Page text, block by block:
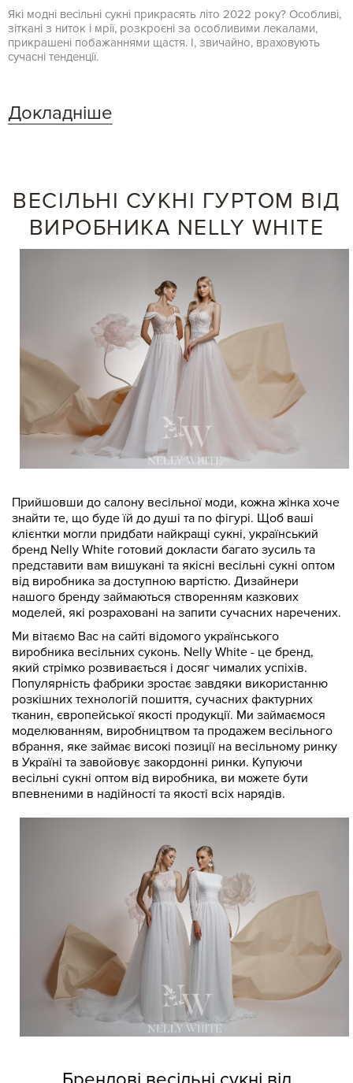
Які модні весільні сукні прикрасять літо 2022 року? Особливі,
зіткані з ниток і мрії, розкроєні за особливими лекалами,
прикрашені побажаннями щастя. І, звичайно, враховують
сучасні тенденції.
Докладніше
ВЕСІЛЬНІ СУКНІ ГУРТОМ ВІД
ВИРОБНИКА NELLY WHITE
Прийшовши до салону весільної моди, кожна жінка хоче
знайти те, що буде їй до душі та по фігурі. Щоб ваші
клієнтки могли придбати найкращі сукні, український
бренд Nelly White готовий докласти багато зусиль та
представити вам вишукані та якісні весільні сукні оптом
від виробника за доступною вартістю. Дизайнери
нашого бренду займаються створенням казкових
моделей, які розраховані на запити сучасних наречених.
Ми вітаємо Вас на сайті відомого українського
виробника весільних суконь. Nelly White - це бренд,
який стрімко розвивається і досяг чималих успіхів.
Популярність фабрики зростає завдяки використанню
розкішних технологій пошиття, сучасних фактурних
тканин, європейської якості продукції. Ми займаємося
моделюванням, виробництвом та продажем весільного
вбрання, яке займає високі позиції на весільному ринку
в Україні та завойовує закордонні ринки. Купуючи
весільні сукні оптом від виробника, ви можете бути
впевненими в надійності та якості всіх нарядів.